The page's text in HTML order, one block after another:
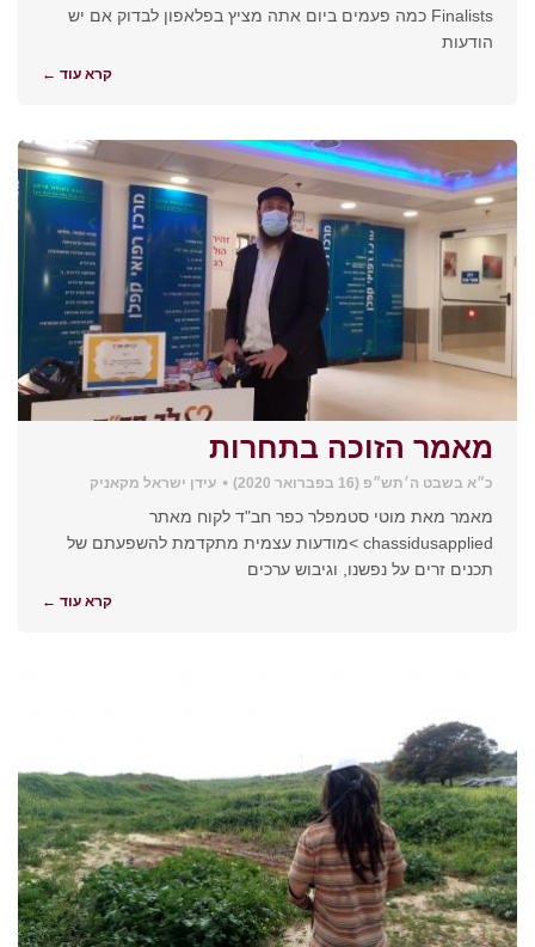
Finalists כמה פעמים ביום אתה מציץ בפלאפון לבדוק אם יש
הודעות
קרא עוד ←
מאמר הזוכה בתחרות
כ״א בשבט ה׳תש״פ (16 בפברואר 2020) עידן ישראל מקאניק
מאמר מאת מוטי סטמפלר כפר חב"ד לקוח מאתר
chassidusapplied >מודעות עצמית מתקדמת להשפעתם של
תכנים זרים על נפשנו, וגיבוש ערכים
קרא עוד ←